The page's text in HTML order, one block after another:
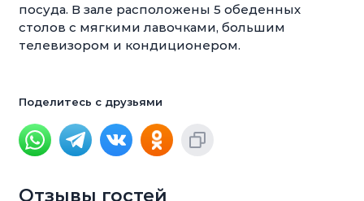
посуда. В зале расположены 5 обеденных
столов с мягкими лавочками, большим
телевизором и кондиционером.
Поделитесь с друзьями
Отзывы гостей